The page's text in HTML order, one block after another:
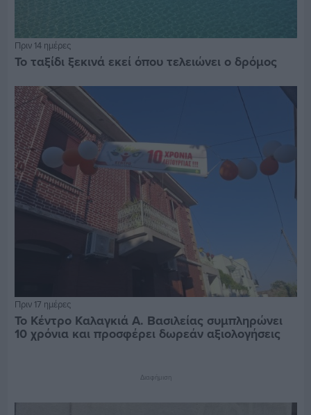
Πριν 14 ημέρες
Το ταξίδι ξεκινά εκεί όπου τελειώνει ο δρόμος
Πριν 17 ημέρες
Το Κέντρο Καλαγκιά Α. Βασιλείας συμπληρώνει
10 χρόνια και προσφέρει δωρεάν αξιολογήσεις
Διαφήμιση